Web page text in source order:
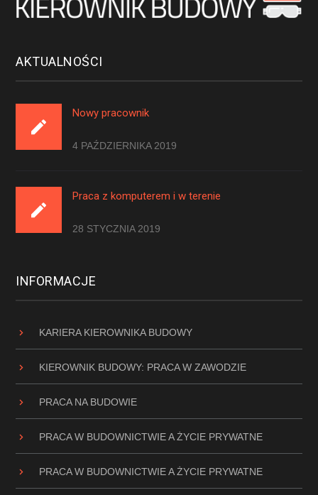
AKTUALNOŚCI
Nowy pracownik
4 PAŹDZIERNIKA 2019
Praca z komputerem i w terenie
28 STYCZNIA 2019
INFORMACJE
KARIERA KIEROWNIKA BUDOWY
KIEROWNIK BUDOWY: PRACA W ZAWODZIE
PRACA NA BUDOWIE
PRACA W BUDOWNICTWIE A ŻYCIE PRYWATNE
PRACA W BUDOWNICTWIE A ŻYCIE PRYWATNE